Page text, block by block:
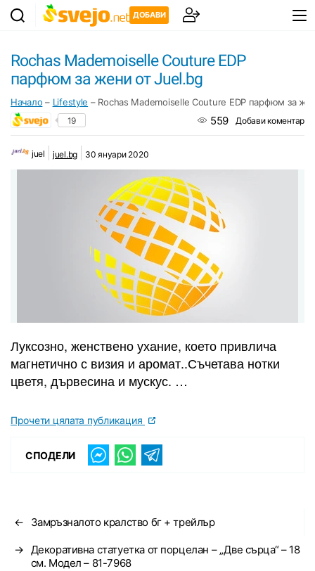
ДОБАВИ
Rochas Mademoiselle Couture EDP
парфюм за жени от Juel.bg
Начало – Lifestyle – Rochas Mademoiselle Couture EDP парфюм за
19 559 Добави коментар
juel juel.bg 30 януари 2020
Луксозно, женствено ухание, което привлича
магнетично с визия и аромат..Съчетава нотки
цветя, дървесина и мускус. …
Прочети цялата публикация
СПОДЕЛИ
← Замръзналото кралство бг + трейлър
→ Декоративна статуетка от порцелан – „Две сърца“ – 18
см. Модел – 81-7968